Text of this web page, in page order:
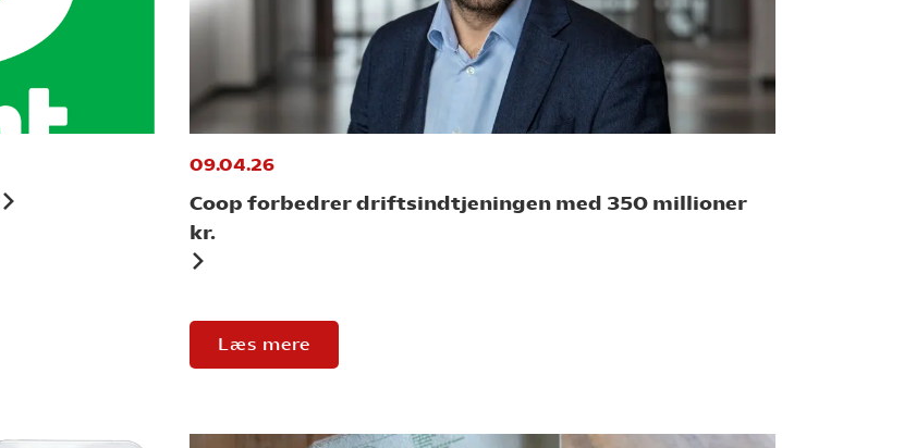
09.04.26
Coop forbedrer driftsindtjeningen med 350 millioner
kr.
Læs mere